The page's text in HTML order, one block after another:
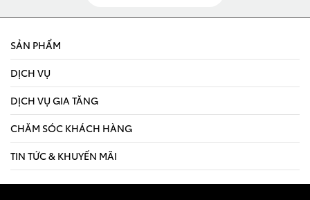
SẢN PHẨM
DỊCH VỤ
DỊCH VỤ GIA TĂNG
CHĂM SÓC KHÁCH HÀNG
TIN TỨC & KHUYẾN MÃI